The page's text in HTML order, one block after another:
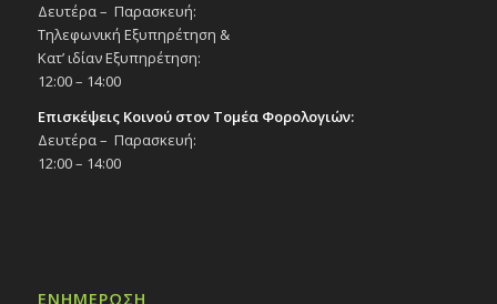
Δημοτικό Θέατρο Στροβόλου
ΣΕΠ
13
Dance Show», 13/9/25
20:00
Εκδηλώσεις στο Δημοτικό Θέατρο
Δευτέρα – Παρασκευή:
Τηλεφωνική Εξυπηρέτηση &
Κατ’ ιδίαν Εξυπηρέτηση:
12:00 – 14:00
Επισκέψεις Κοινού στον Τομέα Φορολογιών:
Δευτέρα – Παρασκευή:
12:00 – 14:00
ΕΝΗΜΕΡΩΣΗ